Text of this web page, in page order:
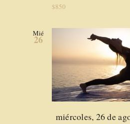
$850
Mié
26
Destacado
miércoles, 26 de